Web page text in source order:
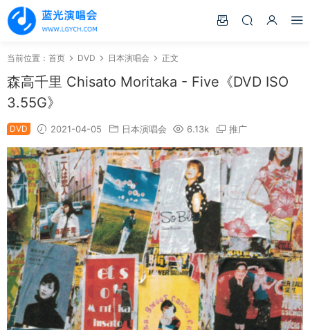
当前位置： 首页 DVD 日本演唱会 正文
森高千里 Chisato Moritaka - Five《DVD ISO
3.55G》
DVD 2021-04-05 日本演唱会 6.13k 推广